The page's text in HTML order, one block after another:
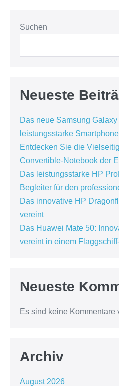
Präzision
in
Suchen
Neueste
Das neue Samsung
leistungsstarke
Entdecken Sie die
Convertible-Notebook der
Das leistungsstarke HP
Begleiter für den
Das innovative HP
vereint
Das Huawei Mate 50:
vereint in einem
Neueste
Es sind keine Kommentare
Archiv
August 2026